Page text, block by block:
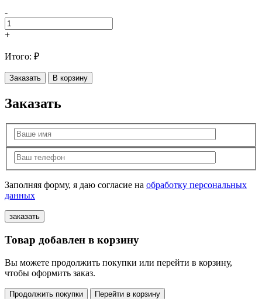
-
+
Итого: ₽
Заказать В корзину
Заказать
Заполняя форму, я даю согласие на обработку персональных
данных
Товар добавлен в корзину
Вы можете продолжить покупки или перейти в корзину,
чтобы оформить заказ.
Продолжить покупки Перейти в корзину